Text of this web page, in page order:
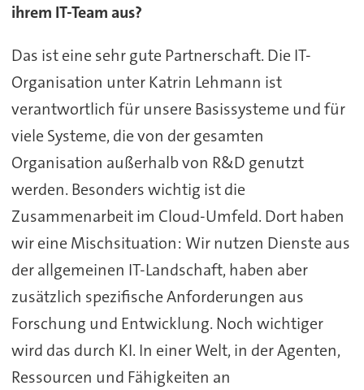
ihrem IT-Team aus?
Das ist eine sehr gute Partnerschaft. Die IT-
Organisation unter Katrin Lehmann ist
verantwortlich für unsere Basissysteme und für
viele Systeme, die von der gesamten
Organisation außerhalb von R&D genutzt
werden. Besonders wichtig ist die
Zusammenarbeit im Cloud-Umfeld. Dort haben
wir eine Mischsituation: Wir nutzen Dienste aus
der allgemeinen IT-Landschaft, haben aber
zusätzlich spezifische Anforderungen aus
Forschung und Entwicklung. Noch wichtiger
wird das durch KI. In einer Welt, in der Agenten,
Ressourcen und Fähigkeiten an